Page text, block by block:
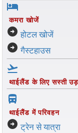
hotel
कमरा खोजें
arrow_circle_right होटल खोजें
arrow_circle_right गैस्टहाउस
flight_takeoff
थाईलैंड के लिए सस्ती
directions_bus_filled
थाईलैंड में परिवहन
arrow_circle_right ट्रेन से यात्रा